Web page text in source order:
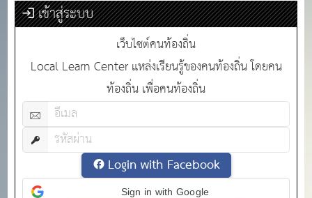
เข้าสู่ระบบ
เว็บไซต์คนท้องถิ่น
Local Learn Center แหล่งเรียนรู้ของคนท้องถิ่น โดยคน
ท้องถิ่น เพื่อคนท้องถิ่น
Login with Facebook
Sign in with Google